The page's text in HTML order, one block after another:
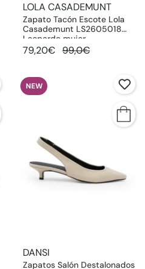
LOLA CASADEMUNT
Zapato Tacón Escote Lola
Casademunt LS2605018
Leopardo mujer
79,20€ 99,0€
NEW
DANSI
Zapatos Salón Destalonados